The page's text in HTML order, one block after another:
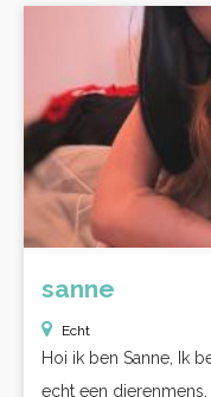
sanne
Echt
Hoi ik ben Sanne, Ik
echt een dierenmens.